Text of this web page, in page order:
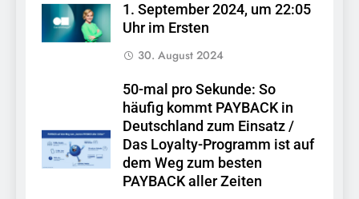
1. September 2024, um 22:05
Uhr im Ersten
30. August 2024
50-mal pro Sekunde: So
häufig kommt PAYBACK in
Deutschland zum Einsatz /
Das Loyalty-Programm ist auf
dem Weg zum besten
PAYBACK aller Zeiten